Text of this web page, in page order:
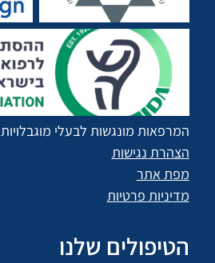
המרפאות מונגשות לבעלי מוגבלויות
הצהרת נגישות
מפת אתר
מדיניות פרטיות
הטיפולים שלנו